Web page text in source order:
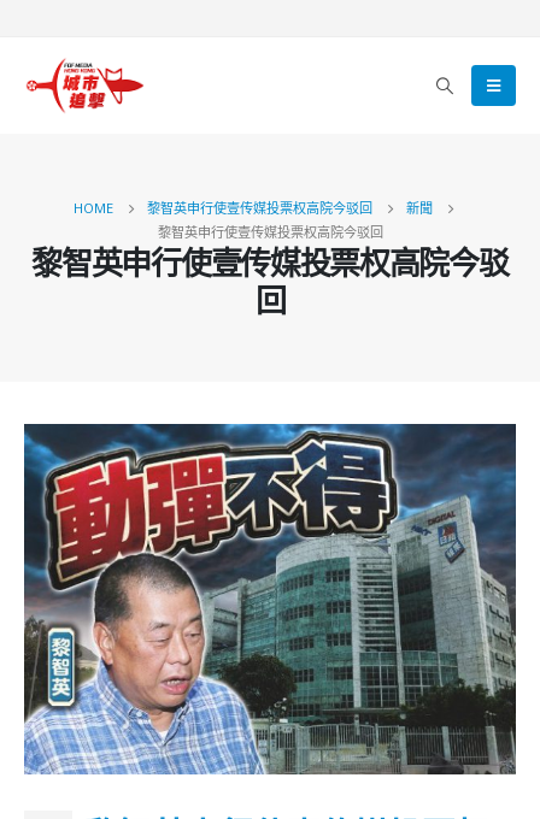
HOME 黎智英申行使壹传媒投票权高院今驳回
新聞
黎智英申行使壹传媒投票权高院今驳回
黎智英申行使壹传媒投票权高院今驳
回